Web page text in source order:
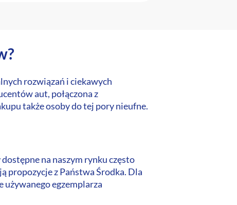
rozwiązań i ciekawych
aut, połączona z
także osoby do tej pory nieufne.
na naszym rynku często
propozycje z Państwa Środka. Dla
używanego egzemplarza